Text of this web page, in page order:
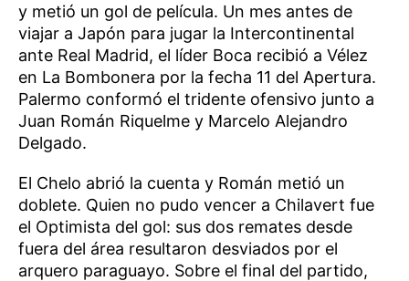
y metió un gol de película. Un mes antes de
viajar a Japón para jugar la Intercontinental
ante Real Madrid, el líder Boca recibió a Vélez
en La Bombonera por la fecha 11 del Apertura.
Palermo conformó el tridente ofensivo junto a
Juan Román Riquelme y Marcelo Alejandro
Delgado.
El Chelo abrió la cuenta y Román metió un
doblete. Quien no pudo vencer a Chilavert fue
el Optimista del gol: sus dos remates desde
fuera del área resultaron desviados por el
arquero paraguayo. Sobre el final del partido,